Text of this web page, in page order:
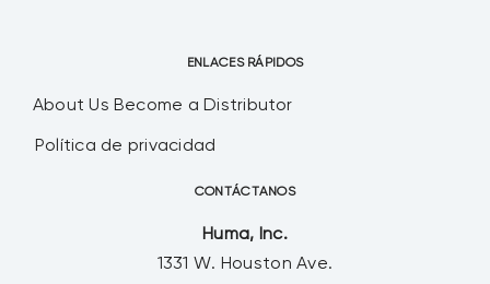
ENLACES RÁPIDOS
About Us Become a Distributor
Política de privacidad
CONTÁCTANOS
Huma, Inc.
1331 W. Houston Ave.